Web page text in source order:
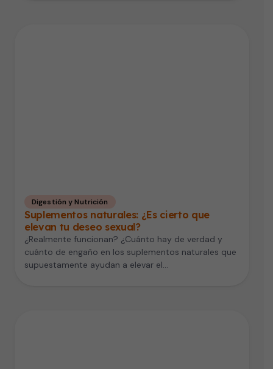
Digestión y Nutrición
Suplementos naturales: ¿Es cierto que
elevan tu deseo sexual?
¿Realmente funcionan? ¿Cuánto hay de verdad y
cuánto de engaño en los suplementos naturales que
supuestamente ayudan a elevar el…